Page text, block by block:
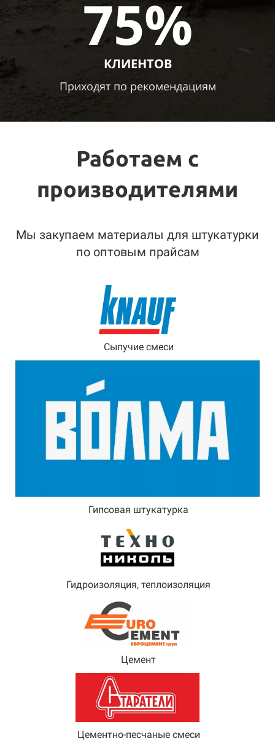
75%
КЛИЕНТОВ
Приходят по рекомендациям
Работаем с
производителями
Мы закупаем материалы для штукатурки
по оптовым прайсам
Сыпучие смеси
Гипсовая штукатурка
Гидроизоляция, теплоизоляция
Цемент
Цементно-песчаные смеси